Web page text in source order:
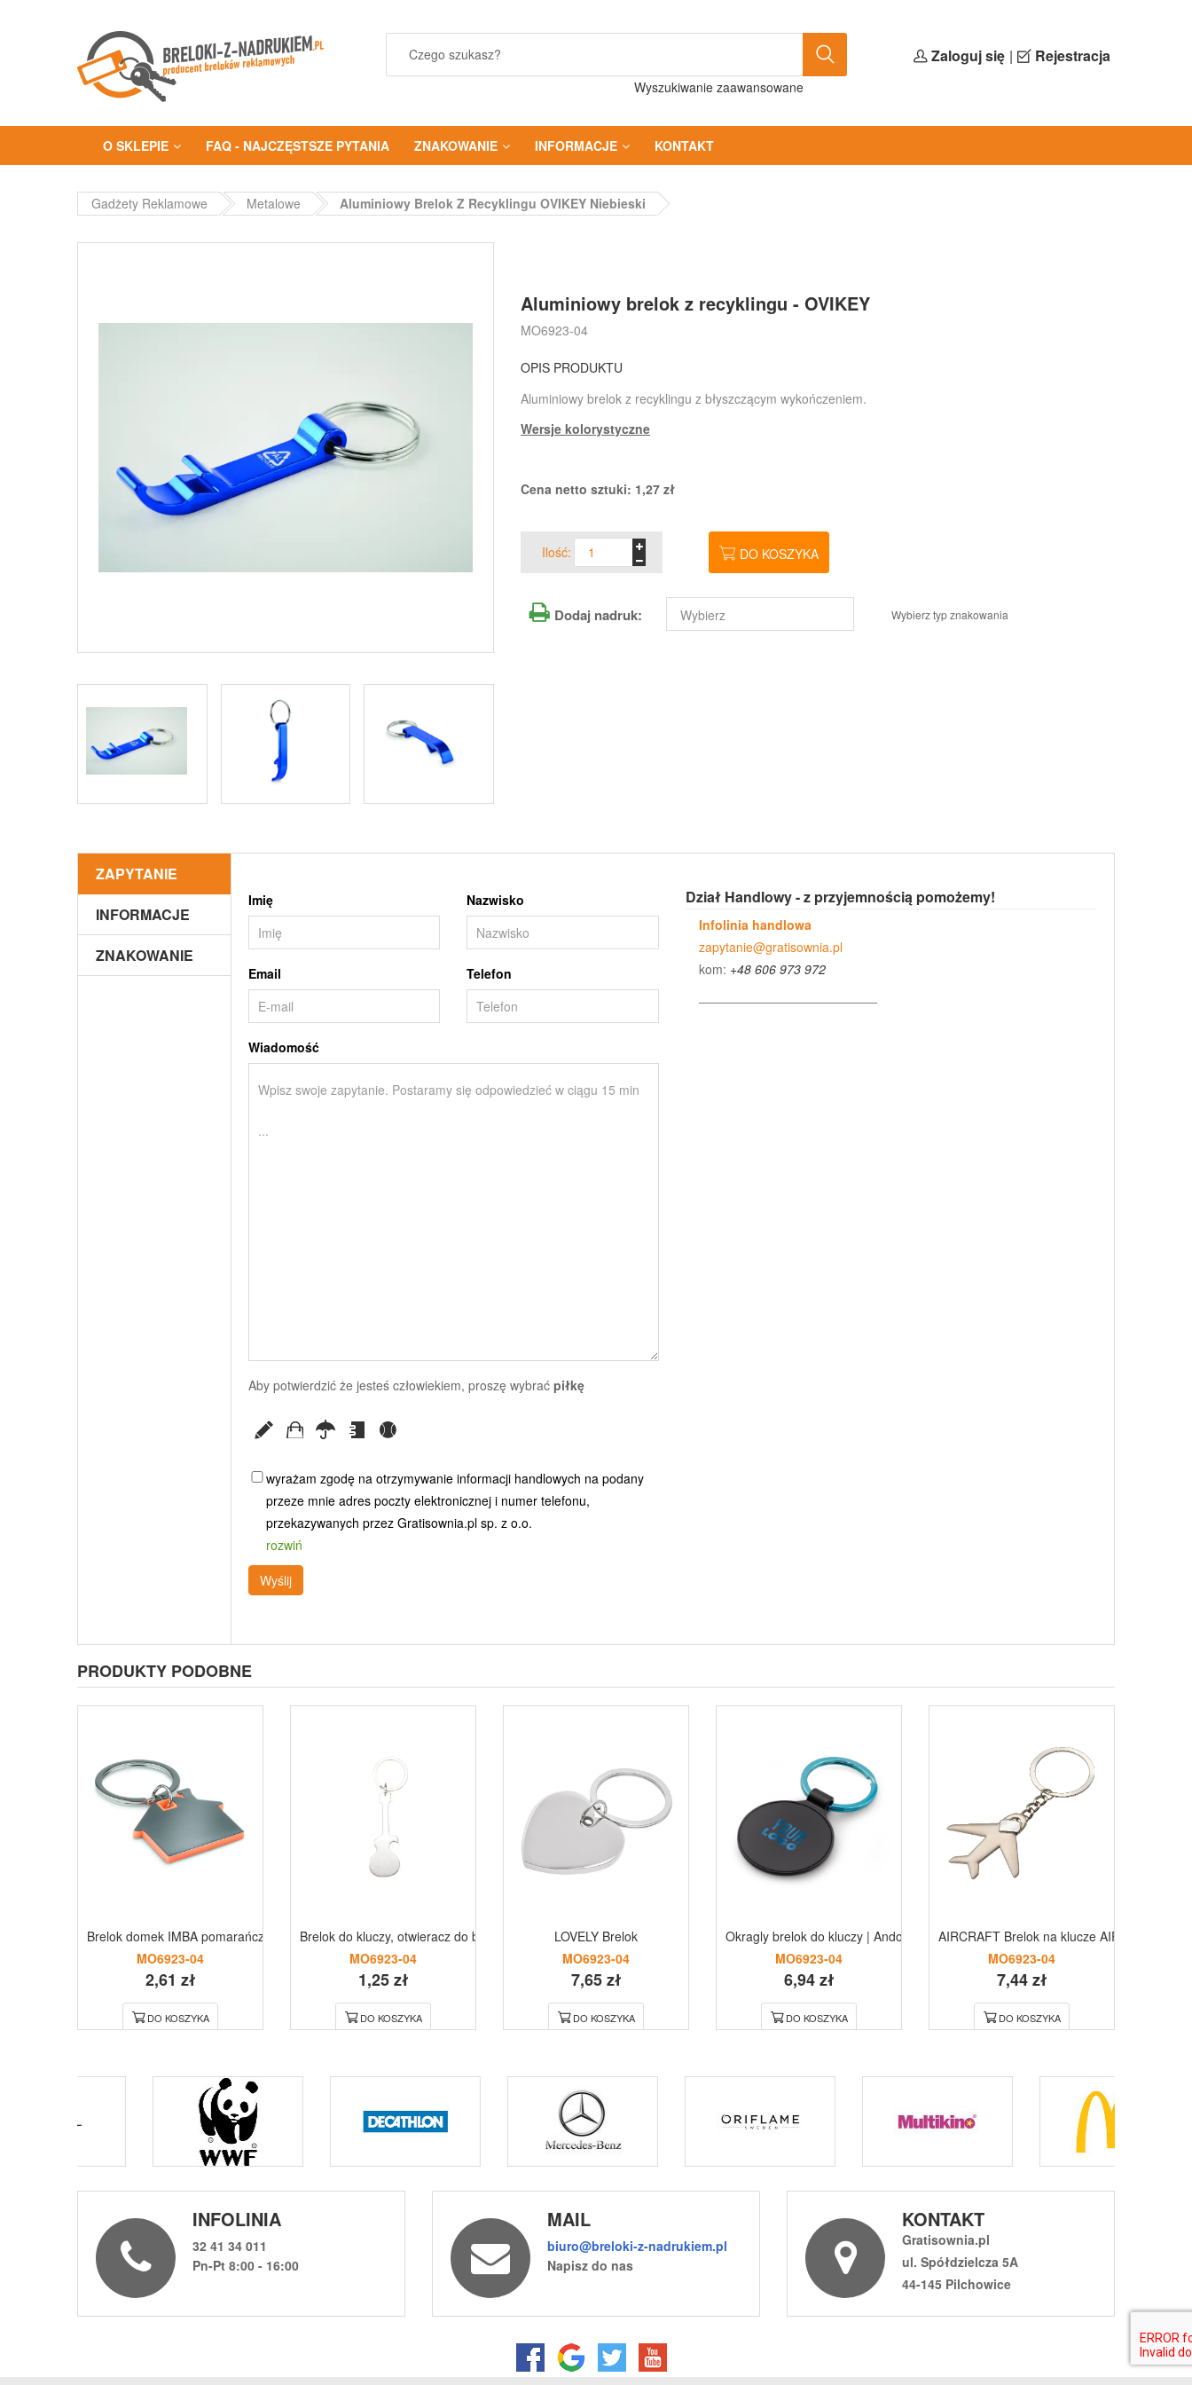
Wyszukiwanie zaawansowane
Zaloguj się | Rejestracja
O SKLEPIE FAQ - NAJCZĘSTSZE PYTANIA ZNAKOWANIE INFORMACJE KONTAKT
Gadżety Reklamowe Metalowe Aluminiowy Brelok Z Recyklingu OVIKEY Niebieski
Aluminiowy brelok z recyklingu - OVIKEY
MO6923-04
OPIS PRODUKTU
Aluminiowy brelok z recyklingu z błyszczącym wykończeniem.
Wersje kolorystyczne
Cena netto sztuki: 1,27 zł
Ilość: DO KOSZYKA
Dodaj nadruk: Wybierz typ znakowania
ZAPYTANIE
INFORMACJE
ZNAKOWANIE
Imię Nazwisko
Email Telefon
Wiadomość
Aby potwierdzić że jesteś człowiekiem, proszę wybrać piłkę
wyrażam zgodę na otrzymywanie informacji handlowych na podany
przeze mnie adres poczty elektronicznej i numer telefonu,
przekazywanych przez Gratisownia.pl sp. z o.o.
rozwiń
Wyślij
Dział Handlowy - z przyjemnością pomożemy!
Infolinia handlowa
zapytanie@gratisownia.pl
kom: +48 606 973 972
PRODUKTY PODOBNE
Brelok domek IMBA pomarańczowy
MO6923-04
2,61 zł
DO KOSZYKA
Brelok do kluczy, otwieracz do butelek „gitara elektryczna” | Meles
MO6923-04
1,25 zł
DO KOSZYKA
LOVELY Brelok
MO6923-04
7,65 zł
DO KOSZYKA
Okragly brelok do kluczy | Ando niebieski
MO6923-04
6,94 zł
DO KOSZYKA
AIRCRAFT Brelok na klucze AIRCARFT
MO6923-04
7,44 zł
DO KOSZYKA
INFOLINIA
32 41 34 011
Pn-Pt 8:00 - 16:00
MAIL
biuro@breloki-z-nadrukiem.pl
Napisz do nas
KONTAKT
Gratisownia.pl
ul. Spółdzielcza 5A
44-145 Pilchowice